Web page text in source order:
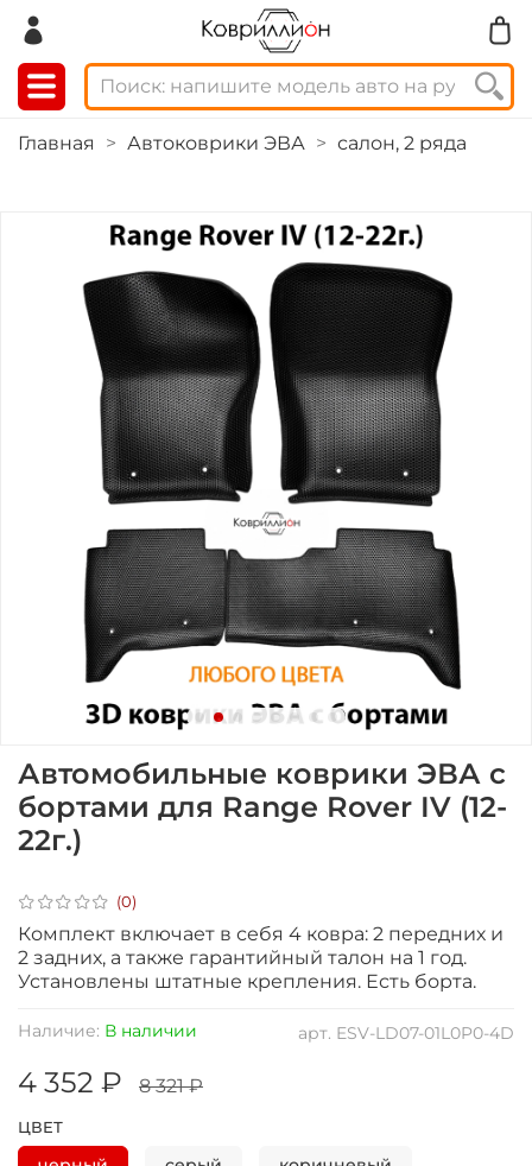
Главная Автоковрики ЭВА салон, 2 ряда
(0)
арт. ESV-LD07-01L0P0-4D
Наличие: В наличии
Автомобильные коврики ЭВА с
бортами для Range Rover IV (12-
22г.)
4 352 ₽ 8 321 ₽
ЦВЕТ
Комплект включает в себя 4 ковра: 2 передних и
2 задних, а также гарантийный талон на 1 год.
Установлены штатные крепления. Есть борта.